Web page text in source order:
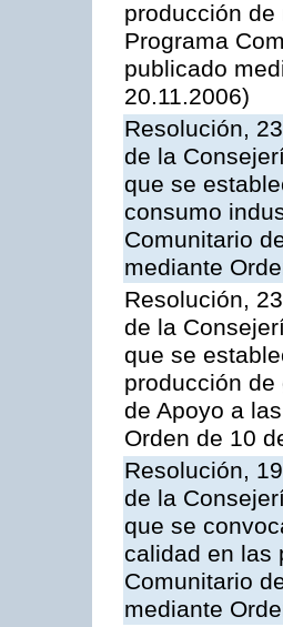
producción
Programa
publicado
20.11.2006)
Resolución,
de la
que se
consumo
Comunitario
mediante
Resolución,
de la
que se
producción
de Apoyo a
Orden de 10
Resolución,
de la
que se
calidad en las
Comunitario
mediante